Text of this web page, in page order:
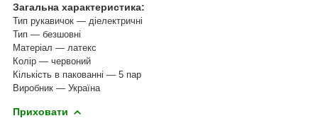
Загальна характеристика:
Тип рукавичок — діелектричні
Тип — безшовні
Матеріал — латекс
Колір ― червоний
Кількість в пакованні — 5 пар
Виробник — Україна
Приховати